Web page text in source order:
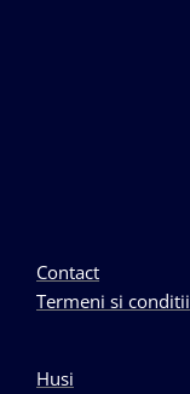
Contact
Termeni si conditii
Husi